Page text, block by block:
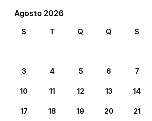
Agosto 2026
S T Q Q S
3 4 5 6 7
10 11 12 13 14
17 18 19 20 21